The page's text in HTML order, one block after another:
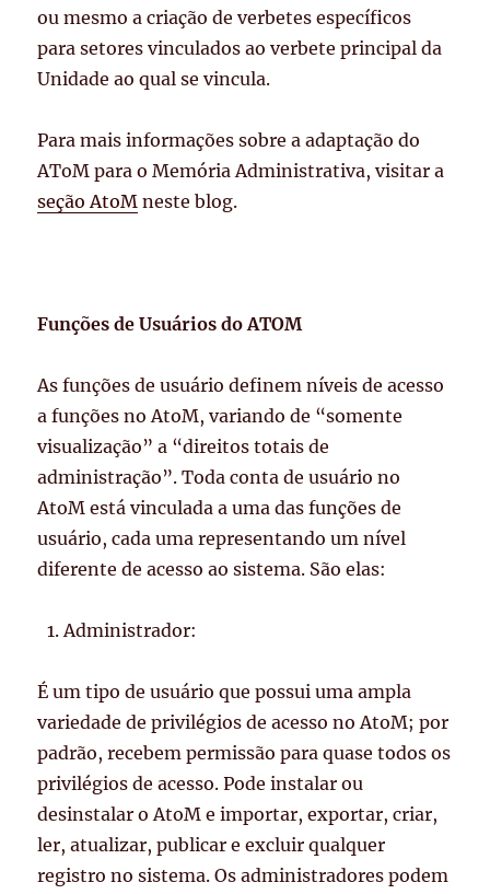
ou mesmo a criação de verbetes específicos
para setores vinculados ao verbete principal da
Unidade ao qual se vincula.
Para mais informações sobre a adaptação do
AToM para o Memória Administrativa, visitar a
seção AtoM neste blog.
Funções de Usuários do ATOM
As funções de usuário definem níveis de acesso
a funções no AtoM, variando de “somente
visualização” a “direitos totais de
administração”. Toda conta de usuário no
AtoM está vinculada a uma das funções de
usuário, cada uma representando um nível
diferente de acesso ao sistema. São elas:
Administrador:
É um tipo de usuário que possui uma ampla
variedade de privilégios de acesso no AtoM; por
padrão, recebem permissão para quase todos os
privilégios de acesso. Pode instalar ou
desinstalar o AtoM e importar, exportar, criar,
ler, atualizar, publicar e excluir qualquer
registro no sistema. Os administradores podem